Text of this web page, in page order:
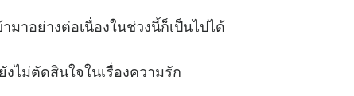
อย่างต่อเนื่องในช่วงนี้ก็เป็นไปได้
ม่ตัดสินใจในเรื่องความรัก